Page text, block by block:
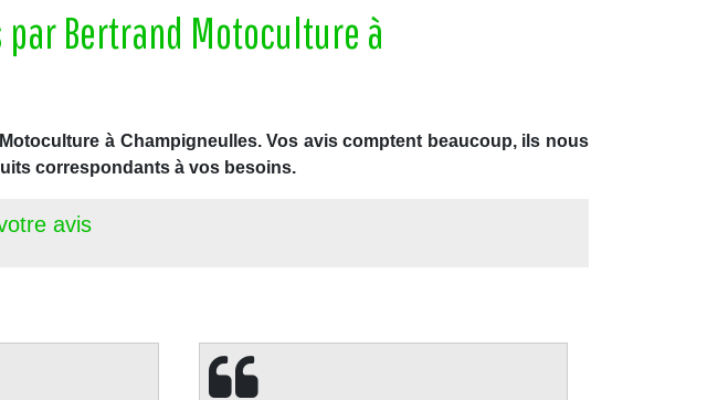
Bertrand Motoculture à
à Champigneulles. Vos avis comptent beaucoup, ils nous
correspondants à vos besoins.
avis